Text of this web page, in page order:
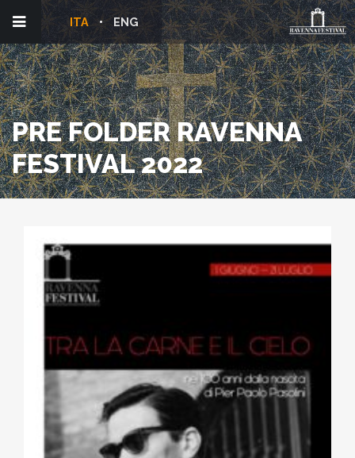
ENG
ITA
PRE FOLDER RAVENNA
FESTIVAL 2022